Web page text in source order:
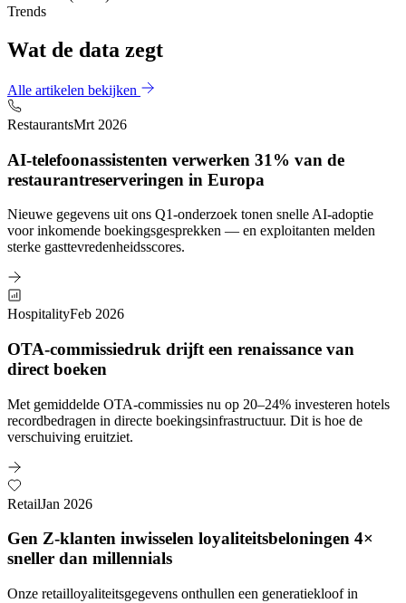
Trends
Wat de data zegt
Alle artikelen bekijken
RestaurantsMrt 2026
AI-telefoonassistenten verwerken 31% van de
restaurantreserveringen in Europa
Nieuwe gegevens uit ons Q1-onderzoek tonen snelle AI-adoptie
voor inkomende boekingsgesprekken — en exploitanten melden
sterke gasttevredenheidsscores.
HospitalityFeb 2026
OTA-commissiedruk drijft een renaissance van
direct boeken
Met gemiddelde OTA-commissies nu op 20–24% investeren hotels
recordbedragen in directe boekingsinfrastructuur. Dit is hoe de
verschuiving eruitziet.
RetailJan 2026
Gen Z-klanten inwisselen loyaliteitsbeloningen 4×
sneller dan millennials
Onze retailloyaliteitsgegevens onthullen een generatiekloof in